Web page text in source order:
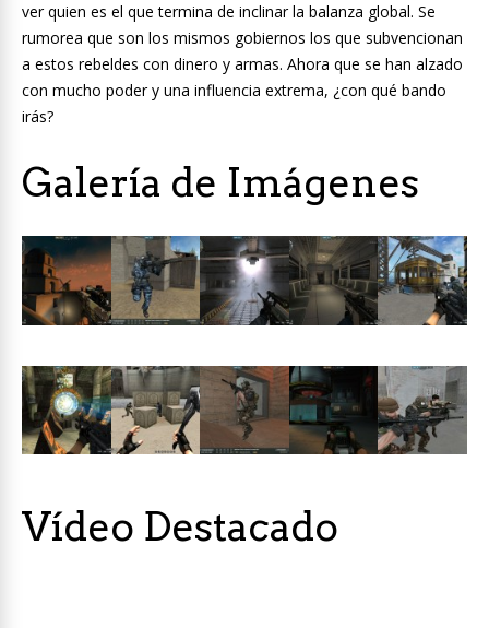
ver quien es el que termina de inclinar la balanza global. Se
rumorea que son los mismos gobiernos los que subvencionan
a estos rebeldes con dinero y armas. Ahora que se han alzado
con mucho poder y una influencia extrema, ¿con qué bando
irás?
Galería de Imágenes
Vídeo Destacado